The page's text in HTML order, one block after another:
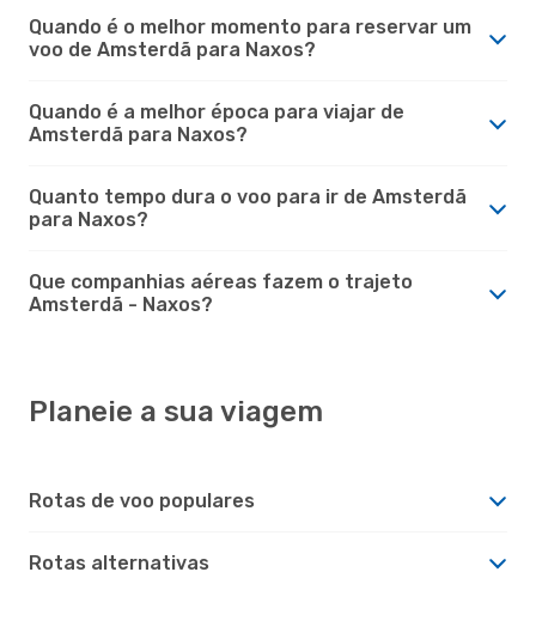
Quando é o melhor momento para reservar um
voo de Amsterdã para Naxos?
Quando é a melhor época para viajar de
Amsterdã para Naxos?
Quanto tempo dura o voo para ir de Amsterdã
para Naxos?
Que companhias aéreas fazem o trajeto
Amsterdã - Naxos?
Planeie a sua viagem
Rotas de voo populares
Rotas alternativas